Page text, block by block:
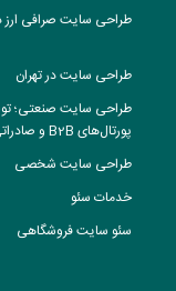
طراحی سایت صرافی ارز
طراحی سایت در تهران
طراحی سایت صنعتی؛
پورتال‌های B2B و صادراتی
طراحی سایت شخصی
خدمات سئو
سئو سایت فروشگاهی